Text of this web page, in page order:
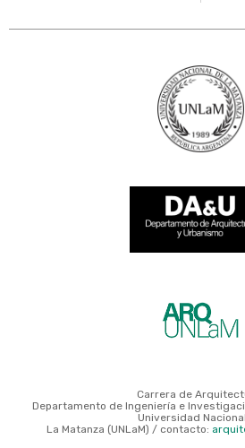
Carrera de
Departamento de Ingeniería e
Universidad
La Matanza (UNLaM) / contacto: